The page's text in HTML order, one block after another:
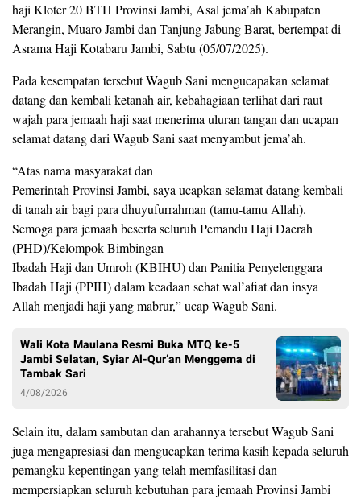
haji Kloter 20 BTH Provinsi Jambi, Asal jema’ah Kabupaten
Merangin, Muaro Jambi dan Tanjung Jabung Barat, bertempat di
Asrama Haji Kotabaru Jambi, Sabtu (05/07/2025).
Pada kesempatan tersebut Wagub Sani mengucapakan selamat
datang dan kembali ketanah air, kebahagiaan terlihat dari raut
wajah para jemaah haji saat menerima uluran tangan dan ucapan
selamat datang dari Wagub Sani saat menyambut jema’ah.
“Atas nama masyarakat dan
Pemerintah Provinsi Jambi, saya ucapkan selamat datang kembali
di tanah air bagi para dhuyufurrahman (tamu-tamu Allah).
Semoga para jemaah beserta seluruh Pemandu Haji Daerah
(PHD)/Kelompok Bimbingan
Ibadah Haji dan Umroh (KBIHU) dan Panitia Penyelenggara
Ibadah Haji (PPIH) dalam keadaan sehat wal’afiat dan insya
Allah menjadi haji yang mabrur,” ucap Wagub Sani.
Wali Kota Maulana Resmi Buka MTQ ke-5
Jambi Selatan, Syiar Al-Qur’an Menggema di
Tambak Sari
4/08/2026
Selain itu, dalam sambutan dan arahannya tersebut Wagub Sani
juga mengapresiasi dan mengucapkan terima kasih kepada seluruh
pemangku kepentingan yang telah memfasilitasi dan
mempersiapkan seluruh kebutuhan para jemaah Provinsi Jambi